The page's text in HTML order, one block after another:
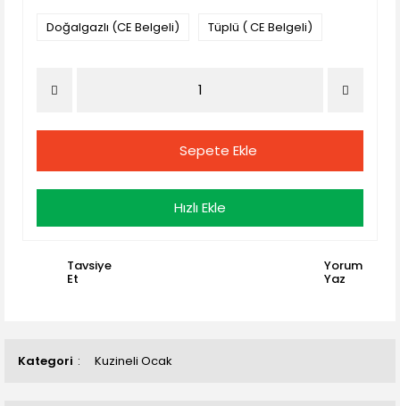
Kategori Kuzineli Ocak
Doğalgazlı (CE Belgeli) Tüplü ( CE Belgeli)
Sepete Ekle
Hızlı Ekle
Tavsiye
Et
Yorum
Yaz